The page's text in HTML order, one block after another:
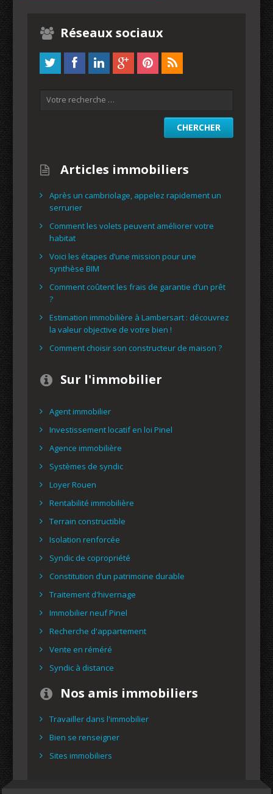
Réseaux sociaux
Articles immobiliers
Après un cambriolage, appelez rapidement un
serrurier
Comment les volets peuvent améliorer votre
habitat
Voici les étapes d’une mission pour une
synthèse BIM
Comment coûtent les frais de garantie d’un prêt
?
Estimation immobilière à Lambersart : découvrez
la valeur objective de votre bien !
Comment choisir son constructeur de maison ?
Sur l'immobilier
Agent immobilier
Investissement locatif en loi Pinel
Agence immobilière
Systèmes de syndic
Loyer Rouen
Rentabilité immobilière
Terrain constructible
Isolation renforcée
Syndic de copropriété
Constitution d’un patrimoine durable
Traitement d'hivernage
Immobilier neuf Pinel
Recherche d'appartement
Vente en réméré
Syndic à distance
Nos amis immobiliers
Travailler dans l'immobilier
Bien se renseigner
Sites immobiliers